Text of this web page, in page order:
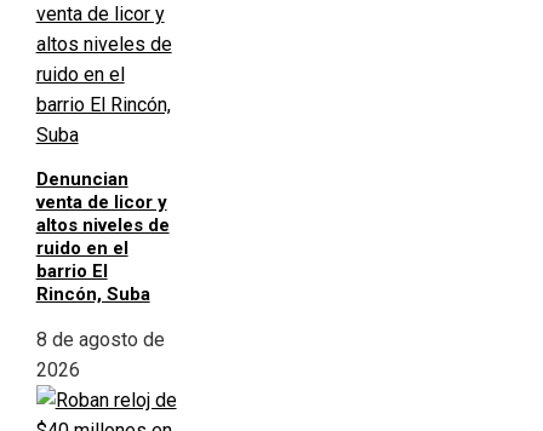
Denuncian
venta de licor y
altos niveles de
ruido en el
barrio El
Rincón, Suba
8 de agosto de
2026